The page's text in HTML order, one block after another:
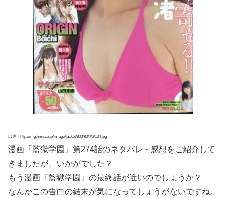
出典：http://img.hmv.co.jp/image/jacket/800/83/4/6/134.jpg
漫画『監獄学園』第274話のネタバレ・感想をご紹介して
きましたが、いかがでした？
もう漫画『監獄学園』の最終話が近いのでしょうか？
なんかこの告白の結末が気になってしょうがないですね。